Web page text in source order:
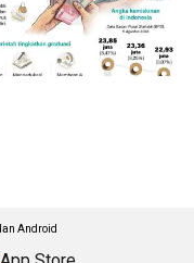
Android